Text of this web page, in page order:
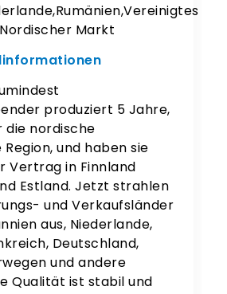
Markt
produziert 5 Jahre,
die nordische
und haben sie
Vertrag in Finnland
Estland. Jetzt strahlen
und Verkaufsländer
aus, Niederlande,
Deutschland,
und andere
Qualität ist stabil und